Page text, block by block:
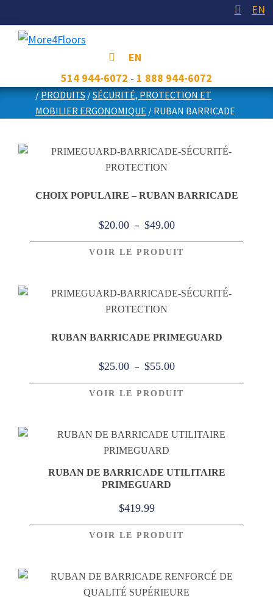
to
primary
to
main
to
footer
EN
les
planchers
EN
514 944-6072 - 1 888 944-6072
/PRODUITS/SÉCURITÉ, PROTECTION ET
MOBILIER ERGONOMIQUE / RUBAN BARRICADE
CHOIX POPULAIRE – RUBAN BARRICADE
$20.00 – $49.00Plage
de
prix :
à
VOIR LE PRODUIT
RUBAN BARRICADE PRIMEGUARD
$25.00 – $55.00Plage
de
prix :
à
VOIR LE PRODUIT
RUBAN DE BARRICADE UTILITAIRE
PRIMEGUARD
$419.99
VOIR LE PRODUIT